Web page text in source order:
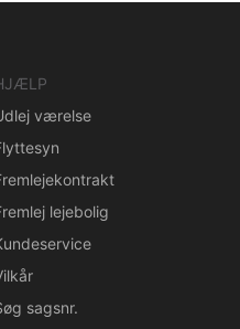
værelse
lejebolig
sagsnr.